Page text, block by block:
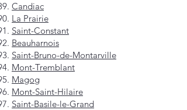
Candiac
La Prairie
Saint-Constant
Beauharnois
Saint-Bruno-de-Montarville
Mont-Tremblant
Magog
Mont-Saint-Hilaire
Saint-Basile-le-Grand